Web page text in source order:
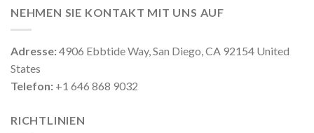
NEHMEN SIE KONTAKT MIT UNS AUF
Adresse:4906 Ebbtide Way, San Diego, CA 92154 United
States
Telefon: +1 646 868 9032
RICHTLINIEN